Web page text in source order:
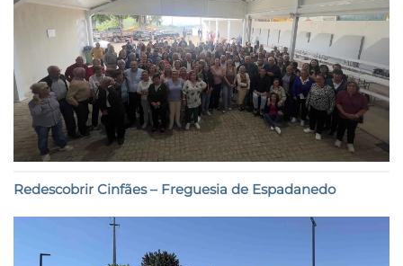
Redescobrir Cinfães – Freguesia de Espadanedo